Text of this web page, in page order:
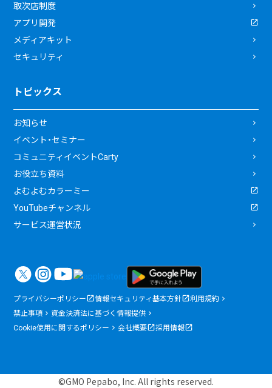
取次店制度
アプリ開発
メディアキット
セキュリティ
トピックス
お知らせ
イベント・セミナー
コミュニティイベントCarty
お役立ち資料
よむよむカラーミー
YouTubeチャンネル
サービス運営状況
プライバシーポリシー 情報セキュリティ基本方針
利用規約
禁止事項
資金決済法に基づく情報提供
Cookie使用に関するポリシー
会社概要 採用情報
©GMO Pepabo, Inc. All rights reserved.